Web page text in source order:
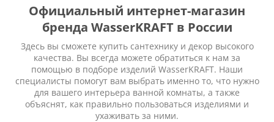
Официальный интернет-магазин
бренда WasserKRAFT в России
Здесь вы сможете купить сантехнику и декор высокого
качества. Вы всегда можете обратиться к нам за
помощью в подборе изделий WasserKRAFT. Наши
специалисты помогут вам выбрать именно то, что нужно
для вашего интерьера ванной комнаты, а также
объяснят, как правильно пользоваться изделиями и
ухаживать за ними.